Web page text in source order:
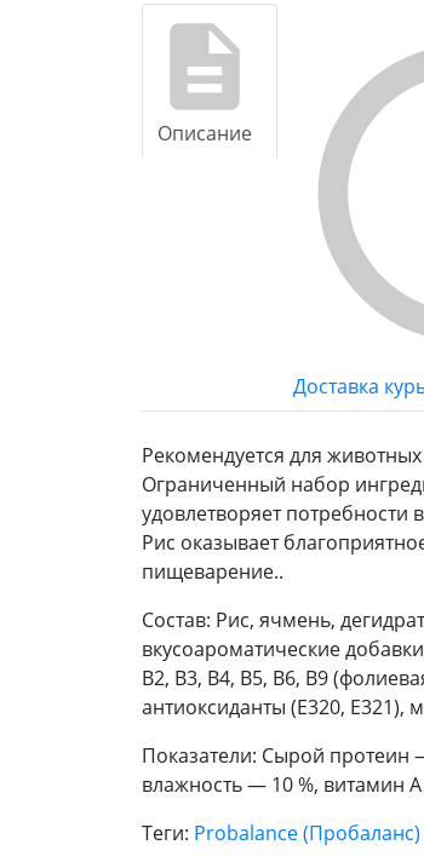
Описание
Доставка
Рекомендуется для
Ограниченный набор
удовлетворяет потребности
Рис оказывает
пищеварение..
Состав: Рис, ячмень,
вкусоароматические
В2, В3, В4, В5, В6, В9
антиоксиданты (Е320, Е321),
Показатели: Сырой протеин
влажность — 10 %, витамин
Теги: Probalance